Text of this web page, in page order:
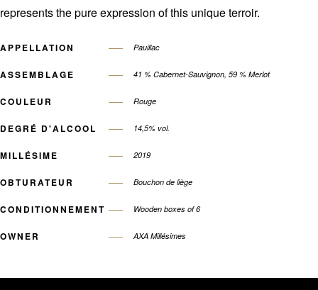
represents the pure expression of this unique terroir.
APPELLATION Pauillac
ASSEMBLAGE 41 % Cabernet-Sauvignon, 59 % Merlot
COULEUR Rouge
DEGRÉ D'ALCOOL 14,5% vol.
MILLÉSIME 2019
OBTURATEUR Bouchon de liège
CONDITIONNEMENT Wooden boxes of 6
OWNER AXA Millésimes